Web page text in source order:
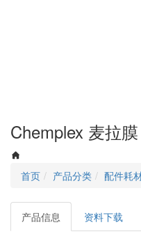
Chemplex 麦拉膜
首页 产品分类 配件耗
产品信息 资料下载